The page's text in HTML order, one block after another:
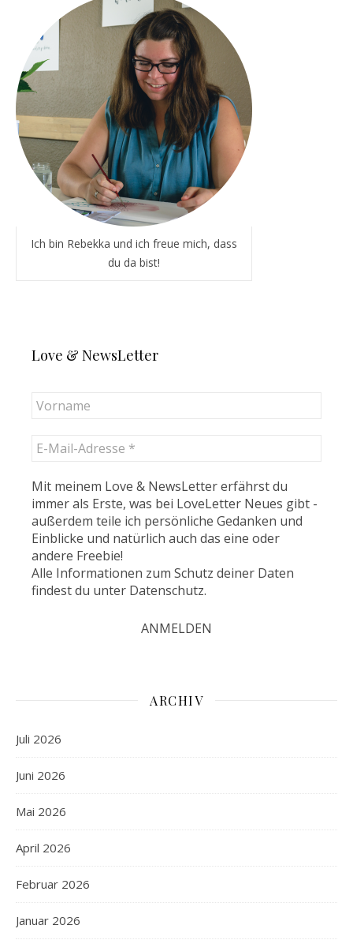
Ich bin Rebekka und ich freue mich, dass
du da bist!
Love & NewsLetter
Mit meinem Love & NewsLetter erfährst du
immer als Erste, was bei LoveLetter Neues gibt -
außerdem teile ich persönliche Gedanken und
Einblicke und natürlich auch das eine oder
andere Freebie!
Alle Informationen zum Schutz deiner Daten
findest du unter Datenschutz.
ARCHIV
Juli 2026
Juni 2026
Mai 2026
April 2026
Februar 2026
Januar 2026